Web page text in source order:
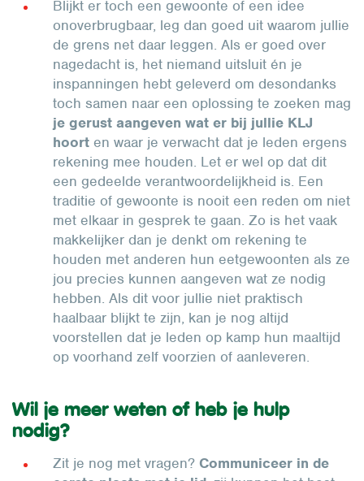
Blijkt er toch een gewoonte of een idee
onoverbrugbaar, leg dan goed uit waarom jullie
de grens net daar leggen. Als er goed over
nagedacht is, het niemand uitsluit én je
inspanningen hebt geleverd om desondanks
toch samen naar een oplossing te zoeken mag
je gerust aangeven wat er bij jullie KLJ
hoort en waar je verwacht dat je leden ergens
rekening mee houden. Let er wel op dat dit
een gedeelde verantwoordelijkheid is. Een
traditie of gewoonte is nooit een reden om niet
met elkaar in gesprek te gaan. Zo is het vaak
makkelijker dan je denkt om rekening te
houden met anderen hun eetgewoonten als ze
jou precies kunnen aangeven wat ze nodig
hebben. Als dit voor jullie niet praktisch
haalbaar blijkt te zijn, kan je nog altijd
voorstellen dat je leden op kamp hun maaltijd
op voorhand zelf voorzien of aanleveren.
Wil je meer weten of heb je hulp
nodig?
Zit je nog met vragen? Communiceer in de